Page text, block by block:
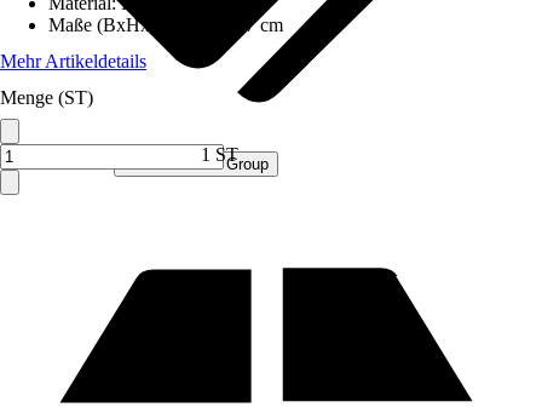
Verkauf durch: Procommerce Group
Maße (BxHxT)
50x35x17 cm
Mehr Artikeldetails
Menge (ST)
1 ST